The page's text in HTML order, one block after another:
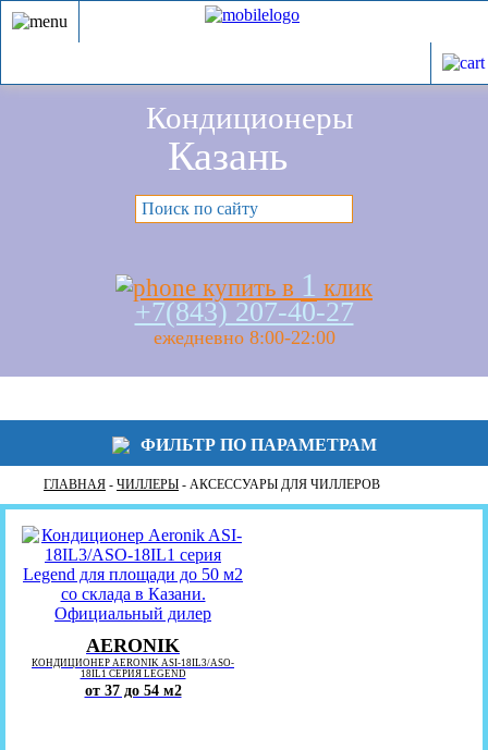
Кондиционеры
Казань
купить в 1 клик
+7(843) 207-40-27
ежедневно 8:00-22:00
ФИЛЬТР ПО ПАРАМЕТРАМ
ГЛАВНАЯ - ЧИЛЛЕРЫ - АКСЕССУАРЫ ДЛЯ ЧИЛЛЕРОВ
AERONIK
КОНДИЦИОНЕР AERONIK ASI-18IL3/ASO-
18IL1 СЕРИЯ LEGEND
от 37 до 54 м2